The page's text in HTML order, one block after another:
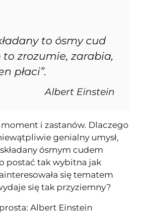
to ósmy cud
zrozumie, zarabia,
płaci”.
Albert Einstein
i zastanów. Dlaczego
genialny umysł,
ósmym cudem
postać tak wybitna jak
się tematem
się tak przyziemny?
Albert Einstein